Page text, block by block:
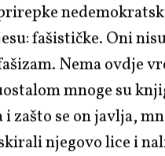
fašističke. Oni
Nema ovdje
mnoge su
i zašto se on javlja,
njegovo lice i